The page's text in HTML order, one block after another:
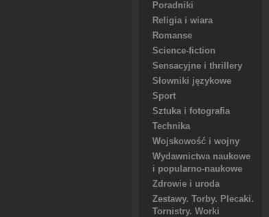
Poradniki
Religia i wiara
Romanse
Science-fiction
Sensacyjne i thrillery
Słowniki językowe
Sport
Sztuka i fotografia
Technika
Wojskowość i wojny
Wydawnictwa naukowe
i popularno-naukowe
Zdrowie i uroda
Zestawy. Torby. Plecaki.
Tornistry. Worki